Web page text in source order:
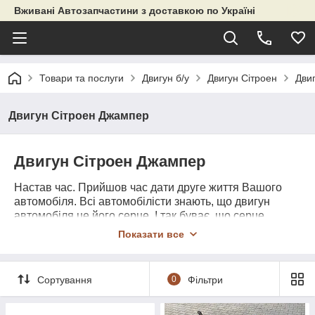
Вживані Автозапчастини з доставкою по Україні
Товари та послуги Двигун б/у Двигун Сітроен
Двигун Сітроен Джампер
Двигун Сітроен Джампер
Настав час. Прийшов час дати друге життя Вашого
автомобіля. Всі автомобілісти знають, що двигун
автомобіля це його серце. І так буває, що серце
перестає битися, а Ваше авто просто стоїть без діла в
Джампер
в робочому, доброму стані. Ми як ніхто
інший знаємо всі тонкощі при підборі ДВС, так як
багато років займаємося двигунами бу з розбирання
Показати все
Сортування 0 Фільтри